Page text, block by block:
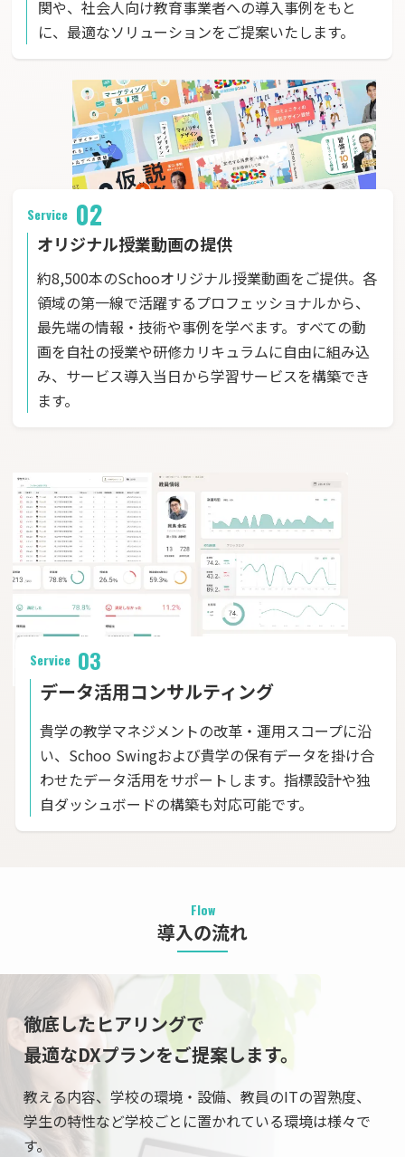
関や、社会人向け教育事業者への導入事例をもと
に、最適なソリューションをご提案いたします。
Service 02
オリジナル授業動画の提供
約8,500本のSchooオリジナル授業動画をご提供。各
領域の第一線で活躍するプロフェッショナルから、
最先端の情報・技術や事例を学べます。すべての動
画を自社の授業や研修カリキュラムに自由に組み込
み、サービス導入当日から学習サービスを構築でき
ます。
Service 03
データ活用コンサルティング
貴学の教学マネジメントの改革・運用スコープに沿
い、Schoo Swingおよび貴学の保有データを掛け合
わせたデータ活用をサポートします。指標設計や独
自ダッシュボードの構築も対応可能です。
Flow
導入の流れ
徹底したヒアリングで
最適なDXプランをご提案します。
教える内容、学校の環境・設備、教員のITの習熟度、
学生の特性など学校ごとに置かれている環境は様々で
す。